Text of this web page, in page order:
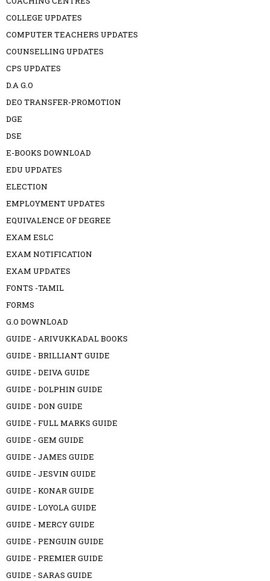
COLLEGE UPDATES
COMPUTER TEACHERS UPDATES
COUNSELLING UPDATES
CPS UPDATES
D.A G.O
DEO TRANSFER-PROMOTION
DGE
DSE
E-BOOKS DOWNLOAD
EDU UPDATES
ELECTION
EMPLOYMENT UPDATES
EQUIVALENCE OF DEGREE
EXAM ESLC
EXAM NOTIFICATION
EXAM UPDATES
FONTS -TAMIL
FORMS
G.O DOWNLOAD
GUIDE - ARIVUKKADAL BOOKS
GUIDE - BRILLIANT GUIDE
GUIDE - DEIVA GUIDE
GUIDE - DOLPHIN GUIDE
GUIDE - DON GUIDE
GUIDE - FULL MARKS GUIDE
GUIDE - GEM GUIDE
GUIDE - JAMES GUIDE
GUIDE - JESVIN GUIDE
GUIDE - KONAR GUIDE
GUIDE - LOYOLA GUIDE
GUIDE - MERCY GUIDE
GUIDE - PENGUIN GUIDE
GUIDE - PREMIER GUIDE
GUIDE - SARAS GUIDE